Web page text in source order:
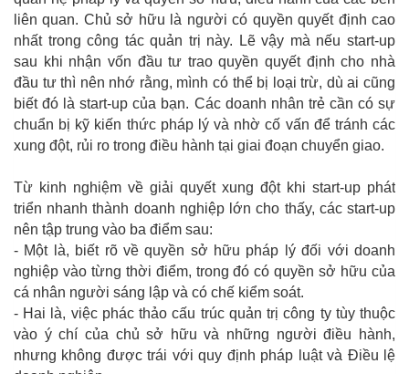
liên quan. Chủ sở hữu là người có quyền quyết định cao
nhất trong công tác quản trị này. Lẽ vậy mà nếu start-up
sau khi nhận vốn đầu tư trao quyền quyết định cho nhà
đầu tư thì nên nhớ rằng, mình có thể bị loại trừ, dù ai cũng
biết đó là start-up của bạn. Các doanh nhân trẻ cần có sự
chuẩn bị kỹ kiến thức pháp lý và nhờ cố vấn để tránh các
xung đột, rủi ro trong điều hành tại giai đoạn chuyển giao.
Từ kinh nghiệm về giải quyết xung đột khi start-up phát
triển nhanh thành doanh nghiệp lớn cho thấy, các start-up
nên tập trung vào ba điểm sau:
- Một là, biết rõ về quyền sở hữu pháp lý đối với doanh
nghiệp vào từng thời điểm, trong đó có quyền sở hữu của
cá nhân người sáng lập và có chế kiểm soát.
- Hai là, việc phác thảo cấu trúc quản trị công ty tùy thuộc
vào ý chí của chủ sở hữu và những người điều hành,
nhưng không được trái với quy định pháp luật và Điều lệ